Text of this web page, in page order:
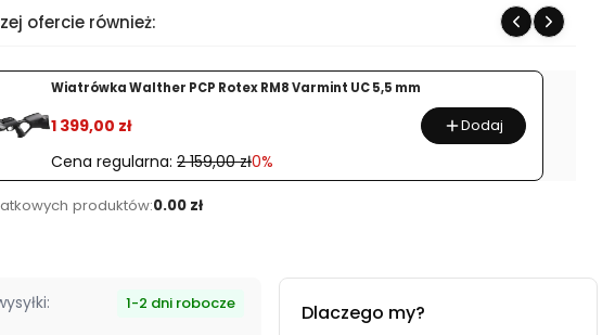
RIX
LEAP
LRF
ofercie również:
Wiatrówka Walther PCP Rotex RM8 Varmint UC 5,5 mm
1 399,00 zł
Cena regularna: 2 159,00 zł0%
Dodaj
produktów:0.00 zł
1-2 dni robocze Dlaczego my?